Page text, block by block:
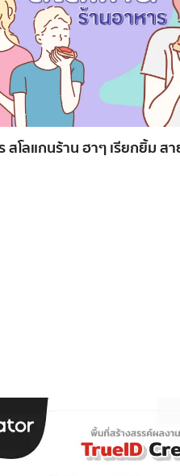
สโลแกนร้าน ฮาๆ เรียกยิ้ม ส